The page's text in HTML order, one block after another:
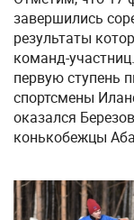
завершились
результаты
команд-
первую ступень
спортсмены
оказался
конькобежцы